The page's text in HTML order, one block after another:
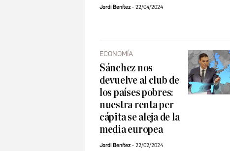
Jordi Benítez 22/04/2024
ECONOMÍA
Sánchez nos
devuelve al club de
los países pobres:
nuestra renta per
cápita se aleja de la
media europea
Jordi Benítez 22/02/2024